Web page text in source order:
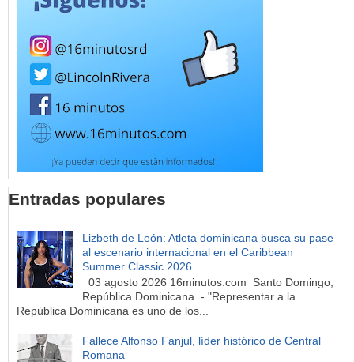
Entradas populares
Lizbeth de León: Atleta dominicana busca su pase
al escenario internacional en el Caribbean
Summer Classic 2026
03 agosto 2026 16minutos.com Santo Domingo,
República Dominicana. - "Representar a la
República Dominicana es uno de los...
Fallece Alfonso Fanjul, líder histórico de Central
Romana